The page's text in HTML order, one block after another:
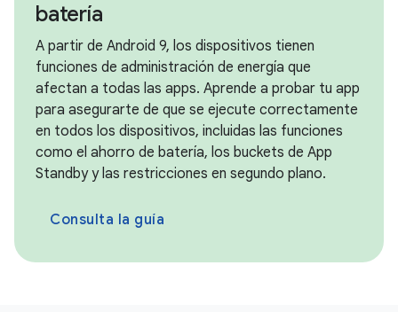
batería
A partir de Android 9, los dispositivos tienen
funciones de administración de energía que
afectan a todas las apps. Aprende a probar tu app
para asegurarte de que se ejecute correctamente
en todos los dispositivos, incluidas las funciones
como el ahorro de batería, los buckets de App
Standby y las restricciones en segundo plano.
Consulta la guía